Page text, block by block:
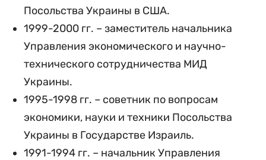
Посольства Украины в США.
1999-2000 гг. – заместитель начальника
Управления экономического и научно-
технического сотрудничества МИД
Украины.
1995-1998 гг. – советник по вопросам
экономики, науки и техники Посольства
Украины в Государстве Израиль.
1991-1994 гг. – начальник Управления